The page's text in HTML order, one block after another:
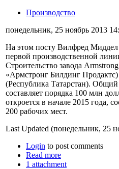
Производство
понедельник, 25 ноябрь 2013
На этом посту Вилфред Миддел
первой производственной
Строительство завода
«Армстронг Билдинг
(Республика Татарстан).
составляет порядка 100 млн
откроется в начале 2015 года,
200 рабочих мест.
Last Updated (понедельник, 25
Login to post comments
Read more
1 attachment